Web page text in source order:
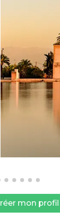
mon profil